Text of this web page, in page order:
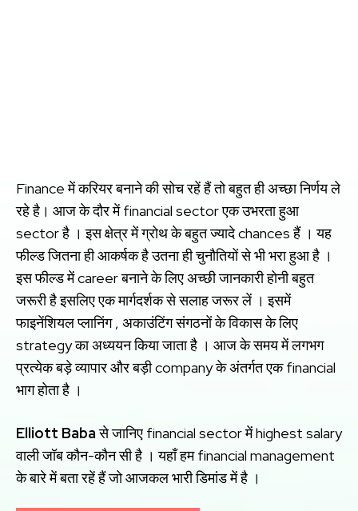
Finance में करियर बनाने की सोच रहें हैं तो बहुत ही अच्छा निर्णय ले
रहे है। आज के दौर में financial sector एक उभरता हुआ
sector है । इस क्षेत्र में ग्रोथ के बहुत ज्यादे chances हैं । यह
फील्ड जितना ही आकर्षक है उतना ही चुनौतियों से भी भरा हुआ है ।
इस फील्ड में career बनाने के लिए अच्छी जानकारी होनी बहुत
जरूरी है इसलिए एक मार्गदर्शक से सलाह जरूर लें । इसमें
फाइनेंशियल प्लानिंग , अकाउंटिंग संगठनों के विकास के लिए
strategy का अध्ययन किया जाता है । आज के समय में लगभग
प्रत्येक बड़े व्यापार और बड़ी company के अंतर्गत एक financial
भाग होता है ।
Elliott Babaसे जानिए financial sector में highest salary
वाली जॉब कौन-कौन सी है । यहाँ हम financial management
के बारे में बता रहें हैं जो आजकल भारी डिमांड में है ।